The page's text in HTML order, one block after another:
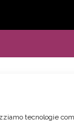
tecnologie